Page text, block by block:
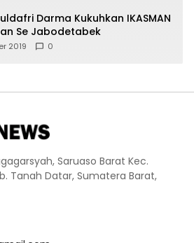
Darma Kukuhkan IKASMAN
Se Jabodetabek
2019 0
Saruaso Barat Kec.
Tanah Datar, Sumatera Barat,